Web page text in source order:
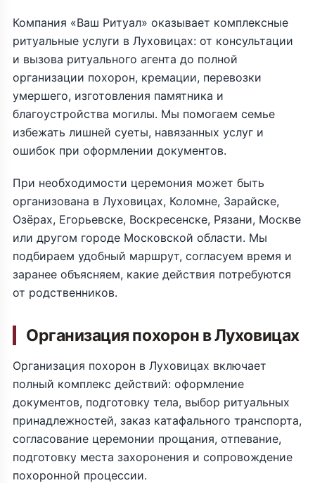
Компания «Ваш Ритуал» оказывает комплексные
ритуальные услуги в Луховицах: от консультации
и вызова ритуального агента до полной
организации похорон, кремации, перевозки
умершего, изготовления памятника и
благоустройства могилы. Мы помогаем семье
избежать лишней суеты, навязанных услуг и
ошибок при оформлении документов.
При необходимости церемония может быть
организована в Луховицах, Коломне, Зарайске,
Озёрах, Егорьевске, Воскресенске, Рязани, Москве
или другом городе Московской области. Мы
подбираем удобный маршрут, согласуем время и
заранее объясняем, какие действия потребуются
от родственников.
Организация похорон в Луховицах
Организация похорон в Луховицах включает
полный комплекс действий: оформление
документов, подготовку тела, выбор ритуальных
принадлежностей, заказ катафального транспорта,
согласование церемонии прощания, отпевание,
подготовку места захоронения и сопровождение
похоронной процессии.